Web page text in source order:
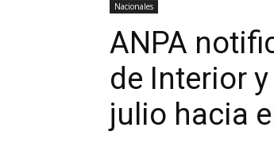
Nacionales
ANPA
de Interior
julio hacia